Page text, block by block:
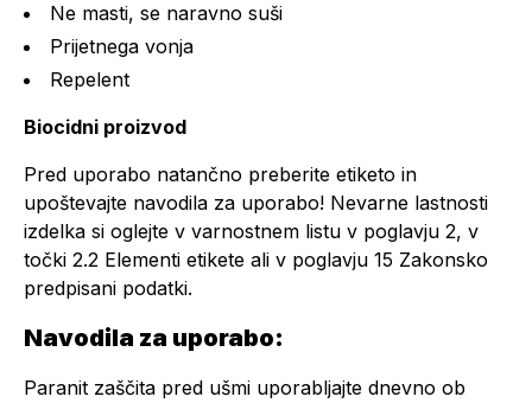
Ne masti, se naravno suši
Prijetnega vonja
Repelent
Biocidni proizvod
Pred uporabo natančno preberite etiketo in
upoštevajte navodila za uporabo! Nevarne lastnosti
izdelka si oglejte v varnostnem listu v poglavju 2, v
točki 2.2 Elementi etikete ali v poglavju 15 Zakonsko
predpisani podatki.
Navodila za uporabo:
Paranit zaščita pred ušmi uporabljajte dnevno ob